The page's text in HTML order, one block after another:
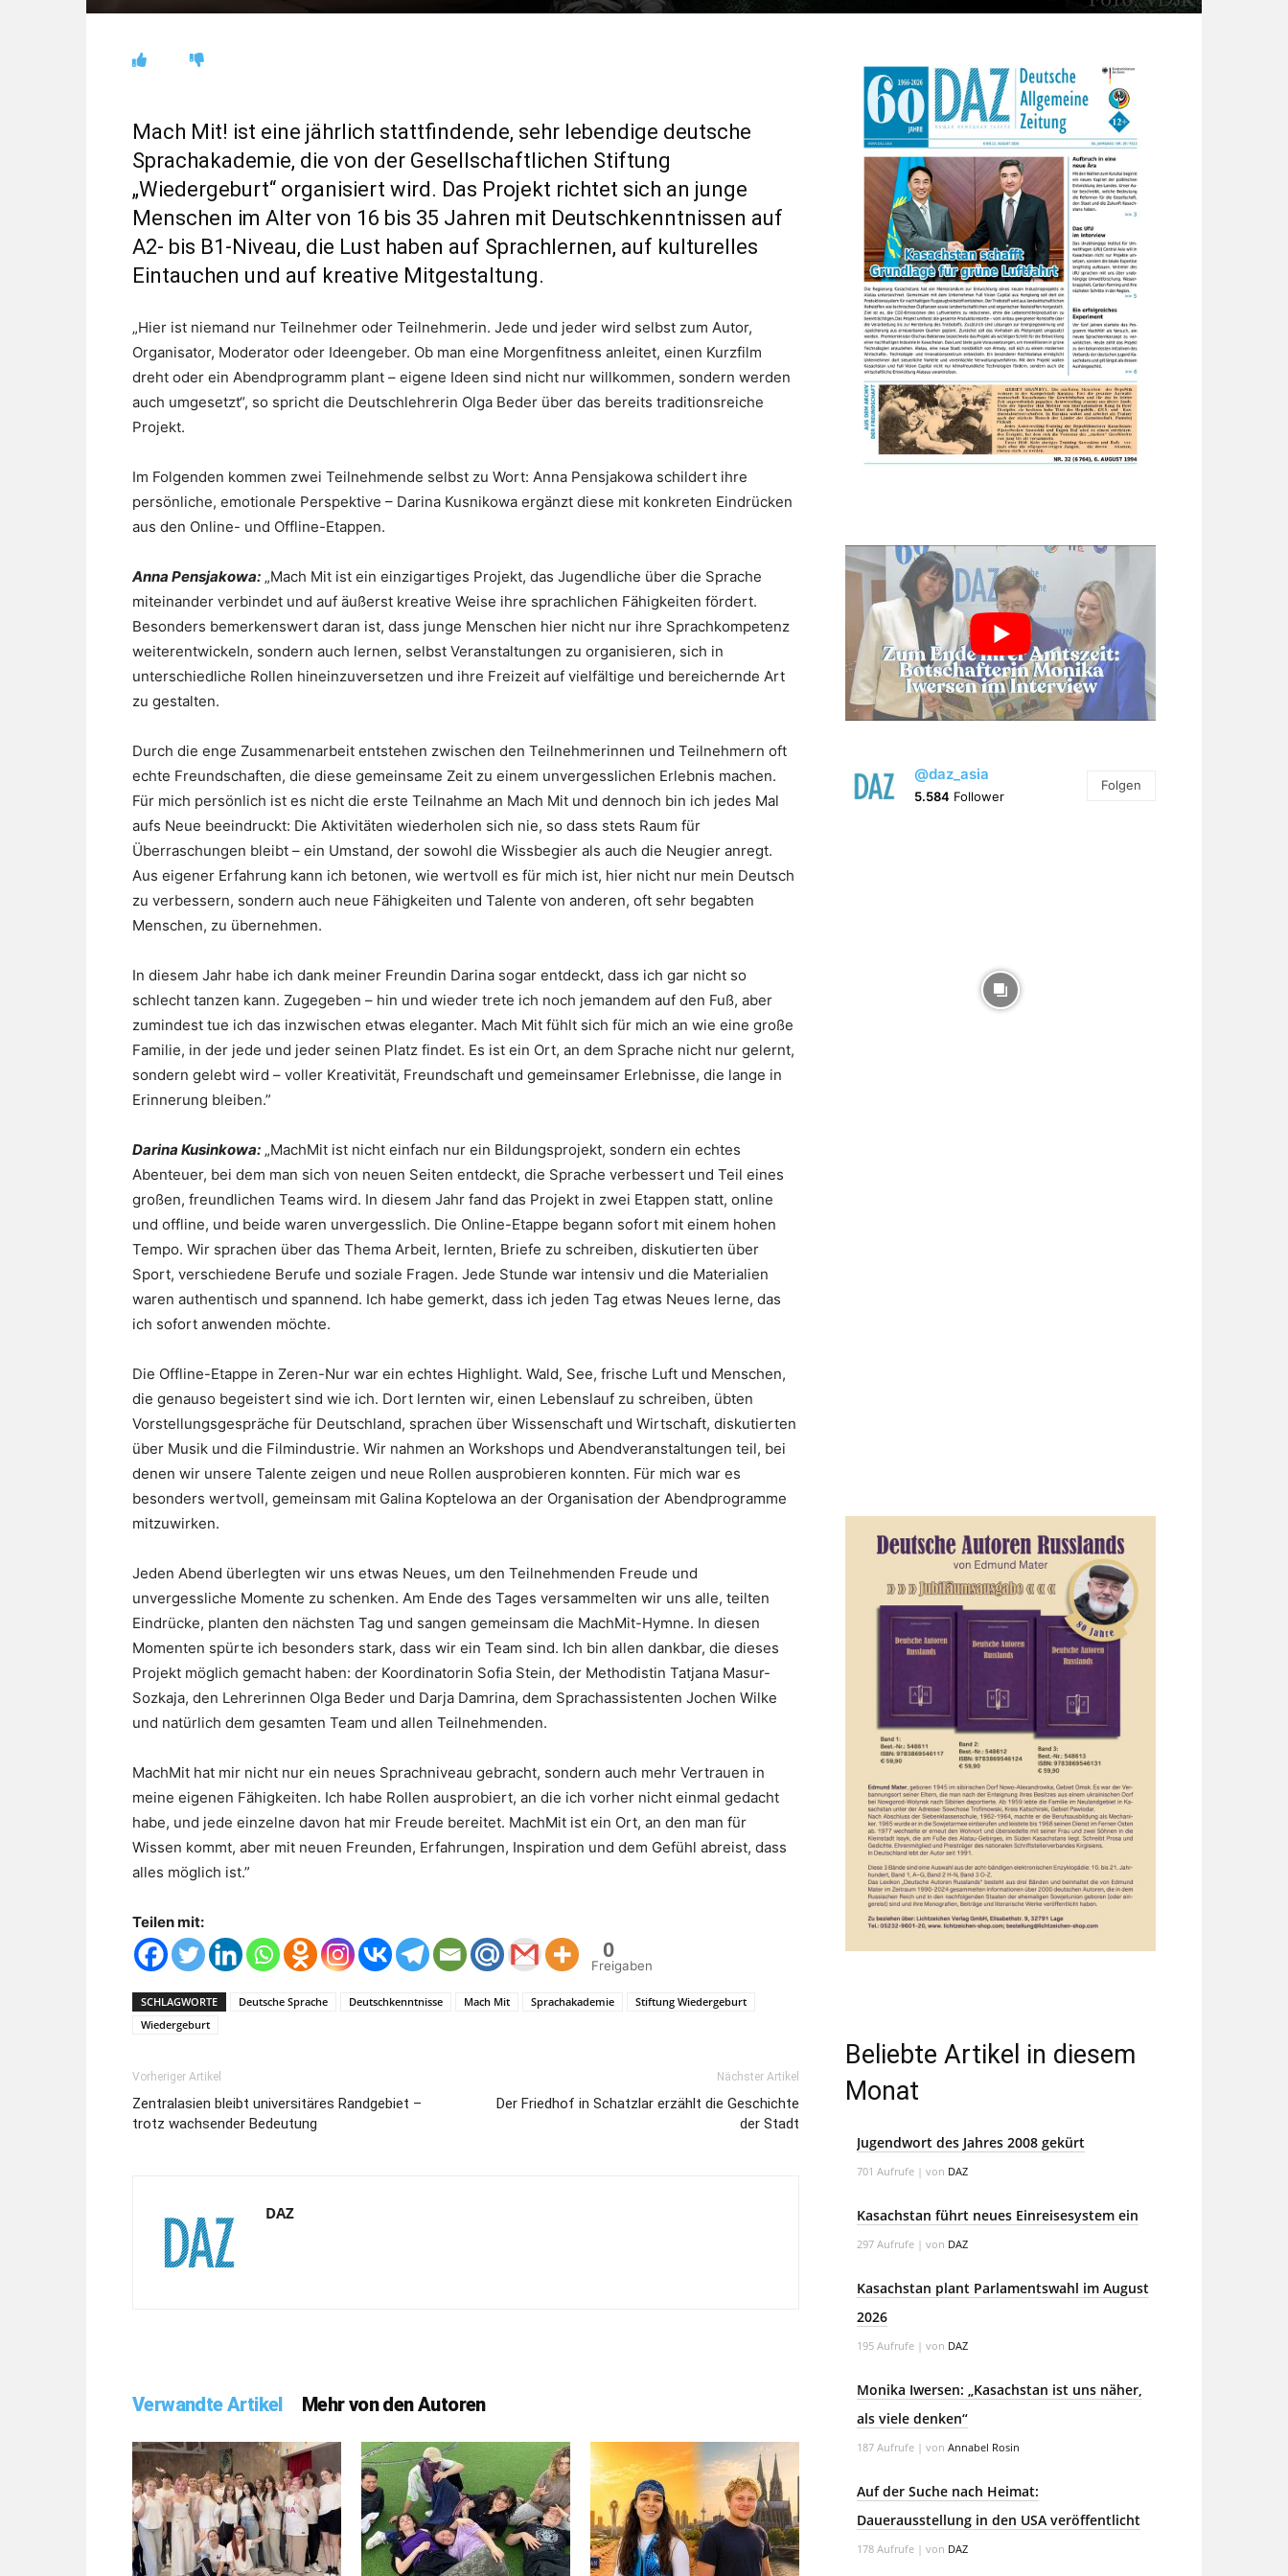
Mach Mit! ist eine jährlich stattfindende, sehr lebendige deutsche
Sprachakademie, die von der Gesellschaftlichen Stiftung
„Wiedergeburt“ organisiert wird. Das Projekt richtet sich an junge
Menschen im Alter von 16 bis 35 Jahren mit Deutschkenntnissen auf
A2- bis B1-Niveau, die Lust haben auf Sprachlernen, auf kulturelles
Eintauchen und auf kreative Mitgestaltung.
„Hier ist niemand nur Teilnehmer oder Teilnehmerin. Jede und jeder wird selbst zum Autor,
Organisator, Moderator oder Ideengeber. Ob man eine Morgenfitness anleitet, einen Kurzfilm
dreht oder ein Abendprogramm plant – eigene Ideen sind nicht nur willkommen, sondern werden
auch umgesetzt“, so spricht die Deutschlehrerin Olga Beder über das bereits traditionsreiche
Projekt.
Im Folgenden kommen zwei Teilnehmende selbst zu Wort: Anna Pensjakowa schildert ihre
persönliche, emotionale Perspektive – Darina Kusnikowa ergänzt diese mit konkreten Eindrücken
aus den Online- und Offline-Etappen.
Anna Pensjakowa: „Mach Mit ist ein einzigartiges Projekt, das Jugendliche über die Sprache
miteinander verbindet und auf äußerst kreative Weise ihre sprachlichen Fähigkeiten fördert.
Besonders bemerkenswert daran ist, dass junge Menschen hier nicht nur ihre Sprachkompetenz
weiterentwickeln, sondern auch lernen, selbst Veranstaltungen zu organisieren, sich in
unterschiedliche Rollen hineinzuversetzen und ihre Freizeit auf vielfältige und bereichernde Art
zu gestalten.
Durch die enge Zusammenarbeit entstehen zwischen den Teilnehmerinnen und Teilnehmern oft
echte Freundschaften, die diese gemeinsame Zeit zu einem unvergesslichen Erlebnis machen.
Für mich persönlich ist es nicht die erste Teilnahme an Mach Mit und dennoch bin ich jedes Mal
aufs Neue beeindruckt: Die Aktivitäten wiederholen sich nie, so dass stets Raum für
Überraschungen bleibt – ein Umstand, der sowohl die Wissbegier als auch die Neugier anregt.
Aus eigener Erfahrung kann ich betonen, wie wertvoll es für mich ist, hier nicht nur mein Deutsch
zu verbessern, sondern auch neue Fähigkeiten und Talente von anderen, oft sehr begabten
Menschen, zu übernehmen.
In diesem Jahr habe ich dank meiner Freundin Darina sogar entdeckt, dass ich gar nicht so
schlecht tanzen kann. Zugegeben – hin und wieder trete ich noch jemandem auf den Fuß, aber
zumindest tue ich das inzwischen etwas eleganter. Mach Mit fühlt sich für mich an wie eine große
Familie, in der jede und jeder seinen Platz findet. Es ist ein Ort, an dem Sprache nicht nur gelernt,
sondern gelebt wird – voller Kreativität, Freundschaft und gemeinsamer Erlebnisse, die lange in
Erinnerung bleiben.”
Darina Kusinkowa: „MachMit ist nicht einfach nur ein Bildungsprojekt, sondern ein echtes
Abenteuer, bei dem man sich von neuen Seiten entdeckt, die Sprache verbessert und Teil eines
großen, freundlichen Teams wird. In diesem Jahr fand das Projekt in zwei Etappen statt, online
und offline, und beide waren unvergesslich. Die Online-Etappe begann sofort mit einem hohen
Tempo. Wir sprachen über das Thema Arbeit, lernten, Briefe zu schreiben, diskutierten über
Sport, verschiedene Berufe und soziale Fragen. Jede Stunde war intensiv und die Materialien
waren authentisch und spannend. Ich habe gemerkt, dass ich jeden Tag etwas Neues lerne, das
ich sofort anwenden möchte.
Die Offline-Etappe in Zeren-Nur war ein echtes Highlight. Wald, See, frische Luft und Menschen,
die genauso begeistert sind wie ich. Dort lernten wir, einen Lebenslauf zu schreiben, übten
Vorstellungsgespräche für Deutschland, sprachen über Wissenschaft und Wirtschaft, diskutierten
über Musik und die Filmindustrie. Wir nahmen an Workshops und Abendveranstaltungen teil, bei
denen wir unsere Talente zeigen und neue Rollen ausprobieren konnten. Für mich war es
besonders wertvoll, gemeinsam mit Galina Koptelowa an der Organisation der Abendprogramme
mitzuwirken.
Jeden Abend überlegten wir uns etwas Neues, um den Teilnehmenden Freude und
unvergessliche Momente zu schenken. Am Ende des Tages versammelten wir uns alle, teilten
Eindrücke, planten den nächsten Tag und sangen gemeinsam die MachMit-Hymne. In diesen
Momenten spürte ich besonders stark, dass wir ein Team sind. Ich bin allen dankbar, die dieses
Projekt möglich gemacht haben: der Koordinatorin Sofia Stein, der Methodistin Tatjana Masur-
Sozkaja, den Lehrerinnen Olga Beder und Darja Damrina, dem Sprachassistenten Jochen Wilke
und natürlich dem gesamten Team und allen Teilnehmenden.
MachMit hat mir nicht nur ein neues Sprachniveau gebracht, sondern auch mehr Vertrauen in
meine eigenen Fähigkeiten. Ich habe Rollen ausprobiert, an die ich vorher nicht einmal gedacht
habe, und jede einzelne davon hat mir Freude bereitet. MachMit ist ein Ort, an den man für
Wissen kommt, aber mit neuen Freunden, Erfahrungen, Inspiration und dem Gefühl abreist, dass
alles möglich ist.”
Teilen mit:
0
Freigaben
SCHLAGWORTE Deutsche Sprache Deutschkenntnisse Mach Mit Sprachakademie
Stiftung Wiedergeburt
Wiedergeburt
Vorheriger Artikel
Zentralasien bleibt universitäres Randgebiet –
trotz wachsender Bedeutung
Nächster Artikel
Der Friedhof in Schatzlar erzählt die Geschichte
der Stadt
DAZ
Verwandte Artikel Mehr von den Autoren
@daz_asia
5.584 Follower
Folgen
Beliebte Artikel in diesem
Monat
Jugendwort des Jahres 2008 gekürt
701 Aufrufe | von DAZ
Kasachstan führt neues Einreisesystem ein
297 Aufrufe | von DAZ
Kasachstan plant Parlamentswahl im August
2026
195 Aufrufe | von DAZ
Monika Iwersen: „Kasachstan ist uns näher,
als viele denken“
187 Aufrufe | von Annabel Rosin
Auf der Suche nach Heimat:
Dauerausstellung in den USA veröffentlicht
178 Aufrufe | von DAZ